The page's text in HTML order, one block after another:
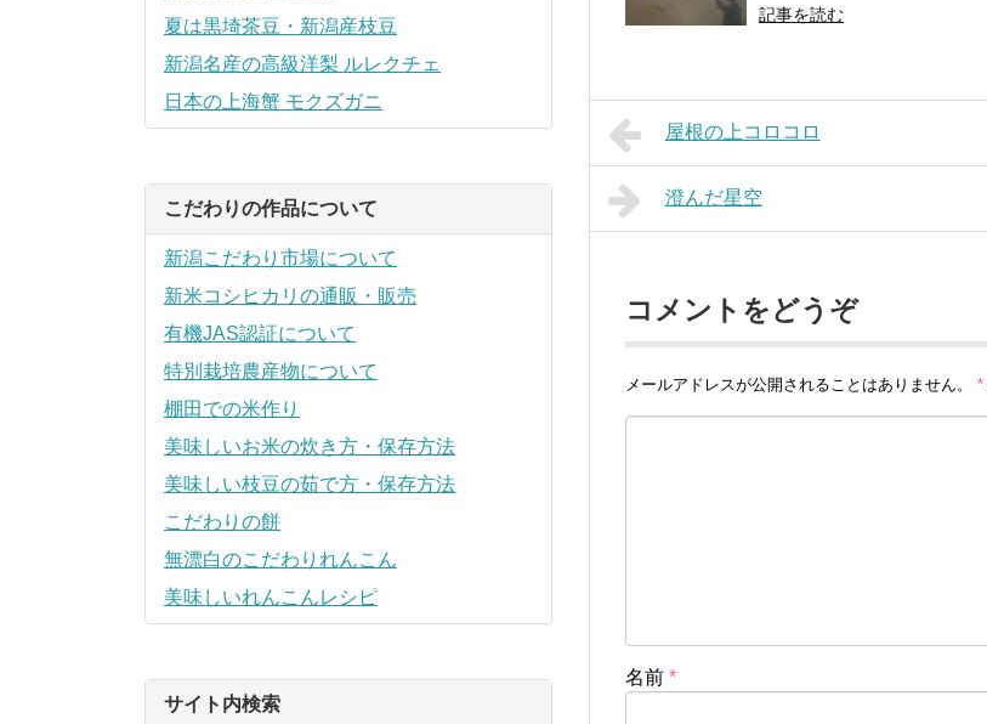
記事を読む
屋根の上コロコロ
澄んだ星空
コメントをどうぞ
メールアドレスが公開されることはありません。 *
名前 *
夏は黒埼茶豆・新潟産枝豆
新潟名産の高級洋梨 ルレクチェ
日本の上海蟹 モクズガニ
こだわりの作品について
新潟こだわり市場について
新米コシヒカリの通販・販売
有機JAS認証について
特別栽培農産物について
棚田での米作り
美味しいお米の炊き方・保存方法
美味しい枝豆の茹で方・保存方法
こだわりの餅
無漂白のこだわりれんこん
美味しいれんこんレシピ
サイト内検索